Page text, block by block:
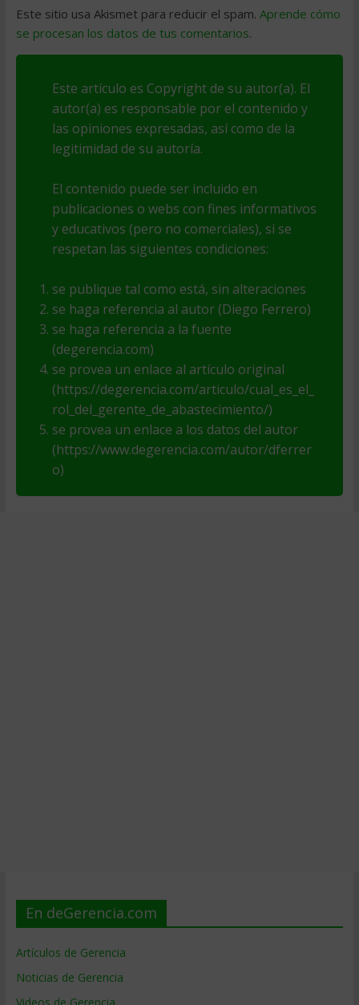
Este sitio usa Akismet para reducir el spam. Aprende cómo
se procesan los datos de tus comentarios.
Este artículo es Copyright de su autor(a). El
autor(a) es responsable por el contenido y
las opiniones expresadas, así como de la
legitimidad de su autoría.
El contenido puede ser incluido en
publicaciones o webs con fines informativos
y educativos (pero no comerciales), si se
respetan las siguientes condiciones:
se publique tal como está, sin alteraciones
se haga referencia al autor (Diego Ferrero)
se haga referencia a la fuente
(degerencia.com)
se provea un enlace al artículo original
(https://degerencia.com/articulo/cual_es_el_
rol_del_gerente_de_abastecimiento/)
se provea un enlace a los datos del autor
(https://www.degerencia.com/autor/dferrer
o)
En deGerencia.com
Artículos de Gerencia
Noticias de Gerencia